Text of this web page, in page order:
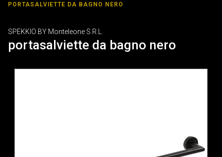
PORTASALVIETTE DA BAGNO NERO
SPEKKIO BY Monteleone S.R.L.
portasalviette da bagno nero